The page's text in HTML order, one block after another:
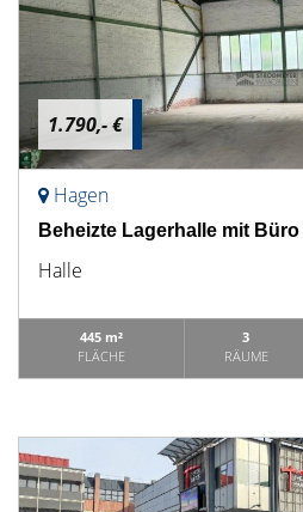
1.790,- €
Hagen
Beheizte Lagerhalle mit
Halle
445 m²
FLÄCHE
3
RÄUME